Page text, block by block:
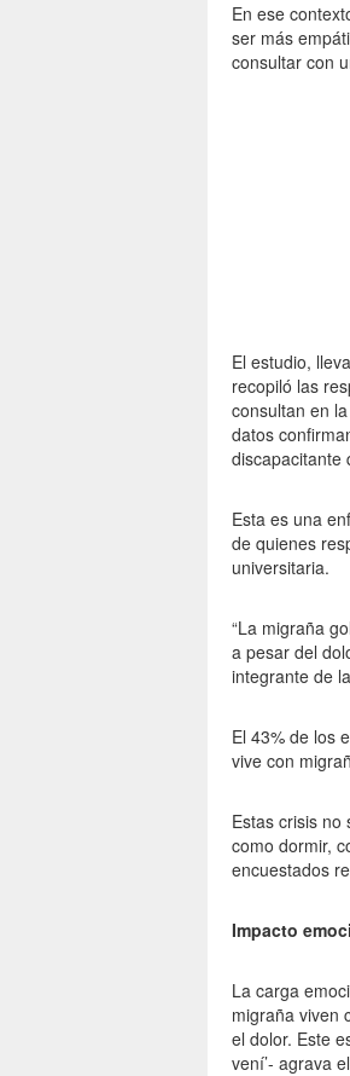
En ese
ser más
consultar con
El estudio,
recopiló las
consultan en
datos
discapacitante
Esta es una
de quienes
universitaria.
“La migraña
a pesar del
integrante de
El 43% de los
vive con
Estas crisis no
como dormir,
encuestados
Impacto
La carga
migraña viven
el dolor. Este
vení’- agrava